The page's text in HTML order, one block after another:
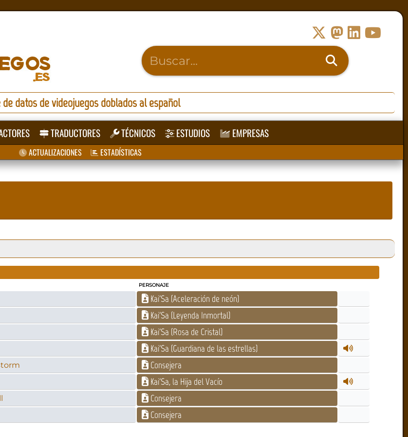
de datos de videojuegos doblados al español
TRADUCTORES TÉCNICOS ESTUDIOS EMPRESAS
ACTUALIZACIONES ESTADÍSTICAS
PERSONAJE
Kai'Sa (Aceleración de neón)
Kai'Sa (Leyenda Inmortal)
Kai'Sa (Rosa de Cristal)
Kai'Sa (Guardiana de las estrellas)
Consejera
Kai'Sa, la Hija del Vacío
Consejera
Consejera